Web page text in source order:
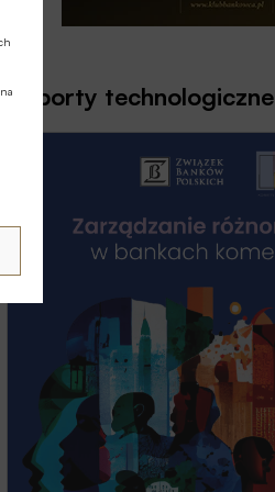
Raporty technologiczne